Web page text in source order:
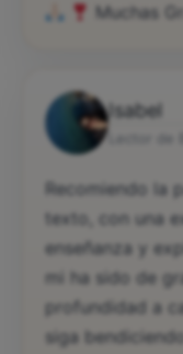
Muchas
Isabel
Recomiendo la
texto, con una
enseñanza y
mi ha sido de
profundidad a
siga